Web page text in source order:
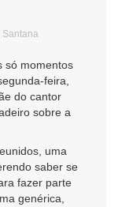
Santana
só momentos
feira,
do cantor
sobre a
uma
saber se
fazer parte
genérica,